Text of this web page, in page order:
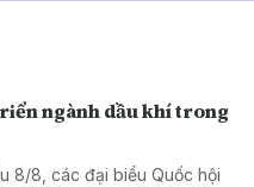
ngành dầu khí trong
8/8, các đại biểu Quốc hội